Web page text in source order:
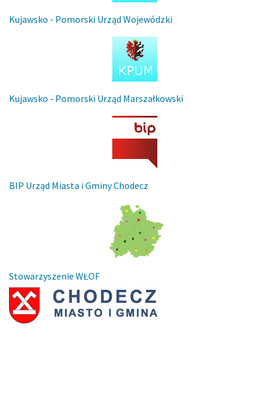
Kujawsko - Pomorski Urząd Wojewódzki
Kujawsko - Pomorski Urząd Marszałkowski
BIP Urząd Miasta i Gminy Chodecz
Stowarzyszenie WŁOF